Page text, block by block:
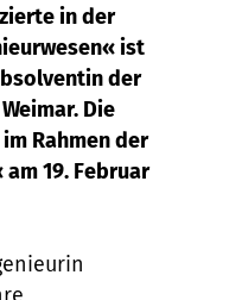
in der
ist
der
Die
Rahmen der
19. Februar